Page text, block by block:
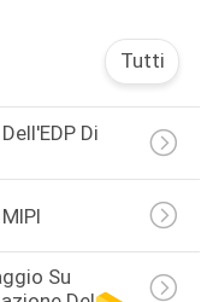
Tutti
Di
Su